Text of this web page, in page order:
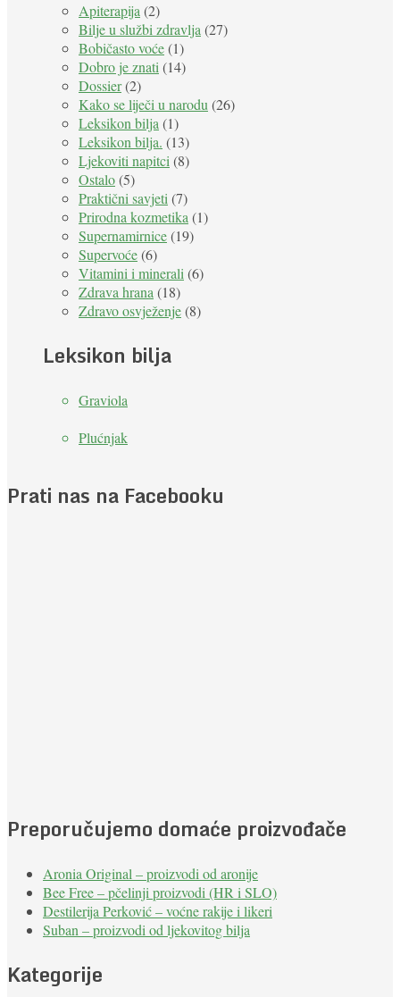
Apiterapija (2)
Bilje u službi zdravlja (27)
Bobičasto voće(1)
Dobro je znati (14)
Dossier(2)
Kako se liječi u narodu (26)
Leksikon bilja (1)
Leksikon bilja. (13)
Ljekoviti napitci (8)
Ostalo(5)
Praktični savjeti (7)
Prirodna kozmetika (1)
Supernamirnice(19)
Supervoće(6)
Vitamini i minerali (6)
Zdrava hrana (18)
Zdravo osvježenje(8)
Leksikon bilja
Graviola
Plućnjak
Prati nas na Facebooku
Preporučujemo domaće proizvođače
Aronia Original – proizvodi od aronije
Bee Free – pčelinji proizvodi (HR i SLO)
Destilerija Perković – voćne rakije i likeri
Suban – proizvodi od ljekovitog bilja
Kategorije